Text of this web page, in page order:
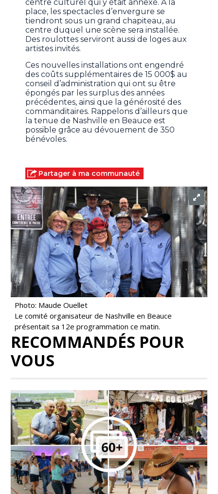
centre culturel qui y était annexé. À la
place, les spectacles d’envergure se
tiendront sous un grand chapiteau, au
centre duquel une scène sera installée.
Des roulottes serviront aussi de loges aux
artistes invités.
Ces nouvelles installations ont engendré
des coûts supplémentaires de 15 000$ au
conseil d’administration qui ont su être
épongés par les surplus des années
précédentes, ainsi que la générosité des
commanditaires. Rappelons d’ailleurs que
la tenue de Nashville en Beauce est
possible grâce au dévouement de 350
bénévoles.
Partager à ma communauté
Photo: Maude Ouellet
Le comité organisateur de Nashville en Beauce
présentait sa 12e programmation ce matin.
RECOMMANDÉS POUR
VOUS